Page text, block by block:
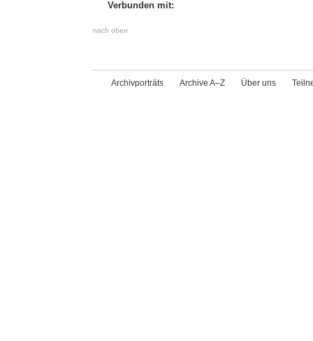
Verbunden mit:
nach oben
Archivporträts Archive A–Z Über uns